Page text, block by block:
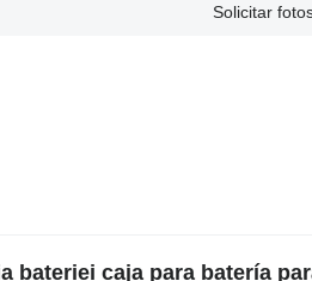
Solicitar
caja para batería